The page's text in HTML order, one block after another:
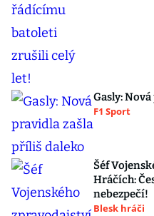
Gasly:
F1 Sport
Šéf
Hráčích:
nebezpečí!
Blesk hráči